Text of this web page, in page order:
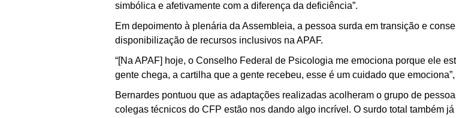
simbólica e afetivamente com a diferença da deficiência”.
Em depoimento à plenária da Assembleia, a pessoa surda em transição e
disponibilização de recursos inclusivos na APAF.
“[Na APAF] hoje, o Conselho Federal de Psicologia me emociona porque ele
gente chega, a cartilha que a gente recebeu, esse é um cuidado que
Bernardes pontuou que as adaptações realizadas acolheram o grupo de
colegas técnicos do CFP estão nos dando algo incrível. O surdo total também